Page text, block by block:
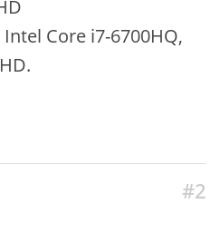
Core i7-6700HQ,
#2